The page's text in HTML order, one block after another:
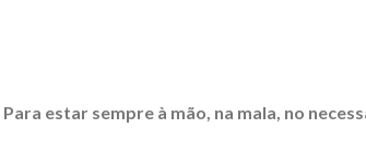
Para estar sempre à mão, na mala, no